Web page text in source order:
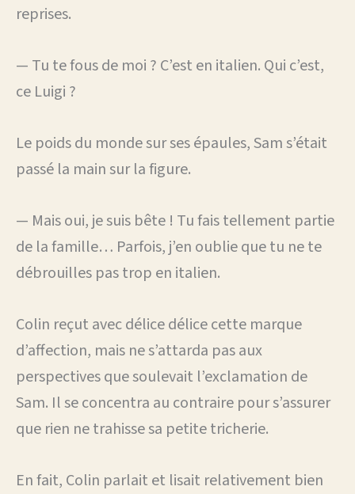
reprises.
— Tu te fous de moi ? C’est en italien. Qui c’est,
ce Luigi ?
Le poids du monde sur ses épaules, Sam s’était
passé la main sur la figure.
— Mais oui, je suis bête ! Tu fais tellement partie
de la famille… Parfois, j’en oublie que tu ne te
débrouilles pas trop en italien.
Colin reçut avec délice délice cette marque
d’affection, mais ne s’attarda pas aux
perspectives que soulevait l’exclamation de
Sam. Il se concentra au contraire pour s’assurer
que rien ne trahisse sa petite tricherie.
En fait, Colin parlait et lisait relativement bien